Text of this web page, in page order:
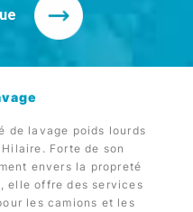
de lavage poids lourds
Forte de son
envers la propreté
elle offre des services
les camions et les